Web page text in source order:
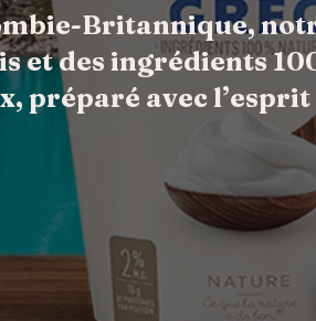
Britannique,
et des ingrédients
préparé avec